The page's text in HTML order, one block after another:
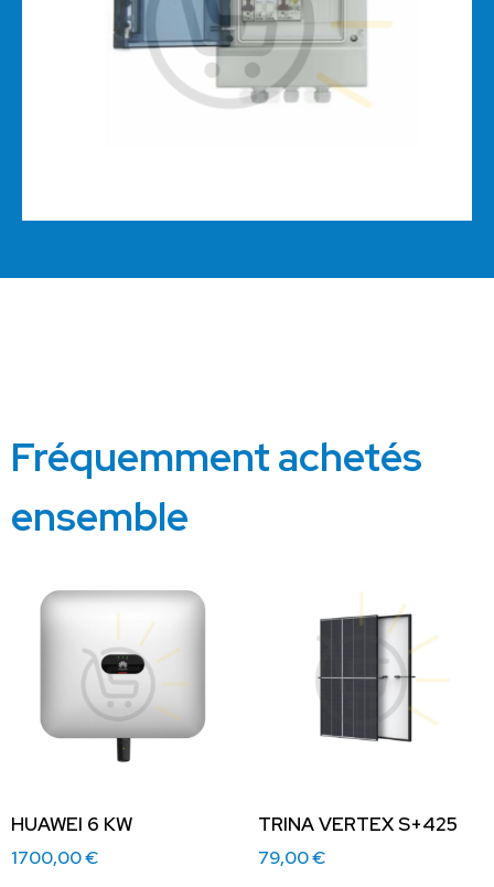
Fréquemment achetés
ensemble
HUAWEI 6 KW
1700,00€
TRINA VERTEX S+425
79,00€